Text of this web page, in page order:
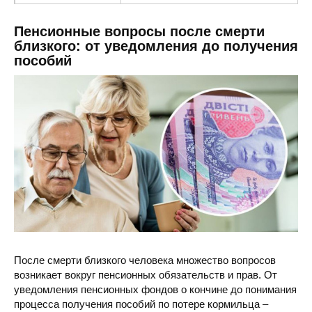
Пенсионные вопросы после смерти
близкого: от уведомления до получения
пособий
После смерти близкого человека множество вопросов
возникает вокруг пенсионных обязательств и прав. От
уведомления пенсионных фондов о кончине до понимания
процесса получения пособий по потере кормильца –